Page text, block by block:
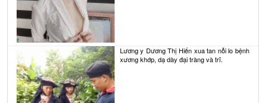
Lương y Dương Thị Hiến xua tan nỗi lo bệnh
xương khớp, dạ dày đại tràng và trĩ.